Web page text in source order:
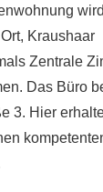
Kraushaar
Zentrale
Das Büro
3. Hier